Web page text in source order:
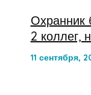
Охранник
2 коллег,
11 сентября,